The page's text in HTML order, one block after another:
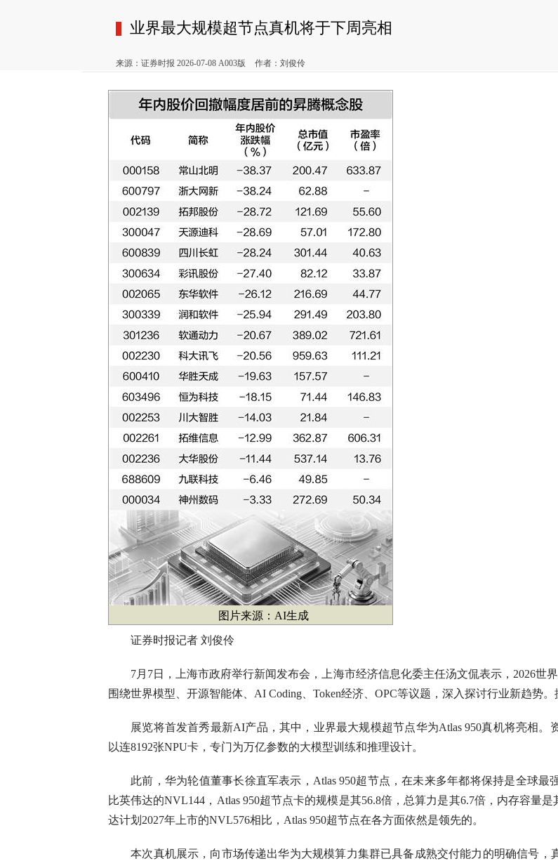
业界最大规模超节点真机将于下周亮相
来源：证券时报 2026-07-08 A003版 作者：刘俊伶
图片来源：AI生成
证券时报记者 刘俊伶
7月7日，上海市政府举行新闻发布会，上海市经济信息化委主任汤文侃表示，2026世
围绕世界模型、开源智能体、AI Coding、Token经济、OPC等议题，深入探讨行业新趋势
展览将首发首秀最新AI产品，其中，业界最大规模超节点华为Atlas 950真机将亮相。
以连8192张NPU卡，专门为万亿参数的大模型训练和推理设计。
此前，华为轮值董事长徐直军表示，Atlas 950超节点，在未来多年都将保持是全球最
比英伟达的NVL144，Atlas 950超节点卡的规模是其56.8倍，总算力是其6.7倍，内存容量
达计划2027年上市的NVL576相比，Atlas 950超节点在各方面依然是领先的。
本次真机展示，向市场传递出华为大规模算力集群已具备成熟交付能力的明确信号，